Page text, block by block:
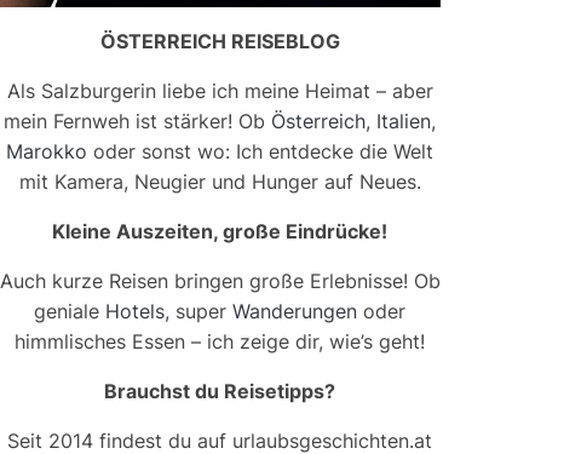
ÖSTERREICH REISEBLOG
Als Salzburgerin liebe ich meine Heimat – aber
mein Fernweh ist stärker! Ob Österreich, Italien,
Marokko oder sonst wo: Ich entdecke die Welt
mit Kamera, Neugier und Hunger auf Neues.
Kleine Auszeiten, große Eindrücke!
Auch kurze Reisen bringen große Erlebnisse! Ob
geniale Hotels, super Wanderungen oder
himmlisches Essen – ich zeige dir, wie’s geht!
Brauchst du Reisetipps?
Seit 2014 findest du auf urlaubsgeschichten.at